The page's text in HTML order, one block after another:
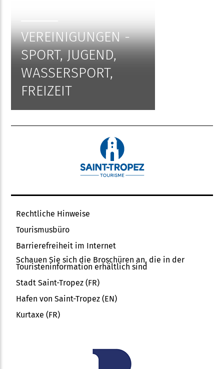
VEREINIGUNGEN -
SPORT, JUGEND,
WASSERSPORT,
FREIZEIT
Rechtliche Hinweise
Tourismusbüro
Barrierefreiheit im Internet
Schauen Sie sich die Broschüren an, die in der
Touristeninformation erhältlich sind
Stadt Saint-Tropez (FR)
Hafen von Saint-Tropez (EN)
Kurtaxe (FR)